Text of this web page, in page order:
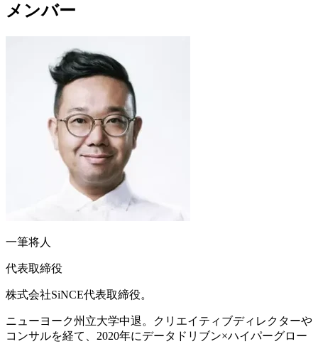
メンバー
一筆将人
代表取締役
株式会社SiNCE代表取締役。
ニューヨーク州立大学中退。クリエイティブディレクターや
コンサルを経て、2020年にデータドリブン×ハイパーグロー